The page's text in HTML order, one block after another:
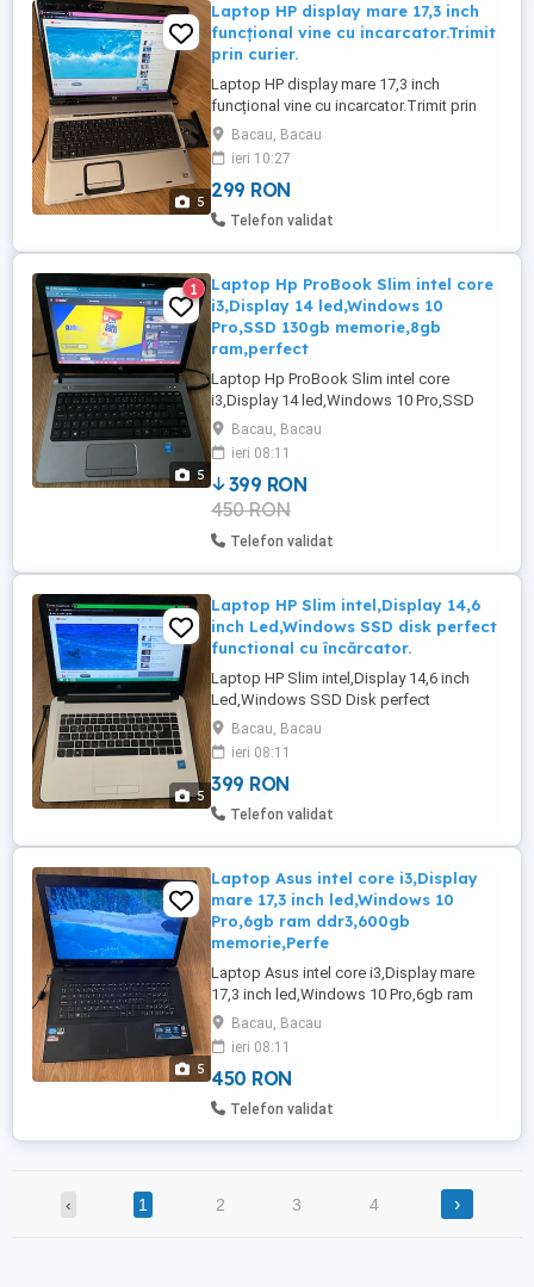
5
Laptop HP display mare 17,3 inch
funcțional vine cu incarcator.Trimit
prin curier.
Laptop HP display mare 17,3 inch
funcțional vine cu incarcator.Trimit prin
curier.Bacau, Bacau
ieri 10:27
299 RON
Telefon validat
5
1
Laptop Hp ProBook Slim intel core
i3,Display 14 led,Windows 10
Pro,SSD 130gb memorie,8gb
ram,perfect
Laptop Hp ProBook Slim intel core
i3,Display 14 led,Windows 10 Pro,SSD
130gb memorie,8gb ram,perfect
functional cu incarcator.Trimit prin curier.
Bacau, Bacau
ieri 08:11
399 RON
450 RON
Telefon validat
5
Laptop HP Slim intel,Display 14,6
inch Led,Windows SSD disk perfect
functional cu încărcator.
Laptop HP Slim intel,Display 14,6 inch
Led,Windows SSD Disk perfect
functional cu încărcator.Trimit prin curier.
Bacau, Bacau
ieri 08:11
399 RON
Telefon validat
5
Laptop Asus intel core i3,Display
mare 17,3 inch led,Windows 10
Pro,6gb ram ddr3,600gb
memorie,Perfe
Laptop Asus intel core i3,Display mare
17,3 inch led,Windows 10 Pro,6gb ram
ddr3,600gb memorie,Perfect funcțional cu
incarcator.Trimit prin curier.
Bacau, Bacau
ieri 08:11
450 RON
Telefon validat
‹ 1 2 3 4 ›